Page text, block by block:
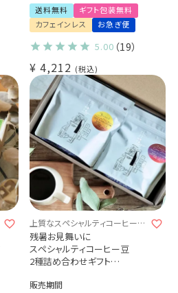
カフェインレス 送料無料
甘さなし デカフェのカフェオレ
の素
デカフェ・コロンビア 5杯 / デカ
送料無料
ギフト包装無料
カフェインレス
お急ぎ便
5.00 （19）
¥ 4,212 税込
上質なスペシャルティコーヒーを
贈りませんか？
残暑お見舞いに
スペシャルティコーヒー豆
2種詰め合わせギフト
ス（浅煎り）200g
販売期間